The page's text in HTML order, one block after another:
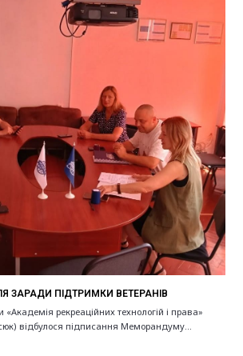
ЗАРАДИ ПІДТРИМКИ ВЕТЕРАНІВ
«Академія рекреаційних технологій і права»
відбулося підписання Меморандуму…